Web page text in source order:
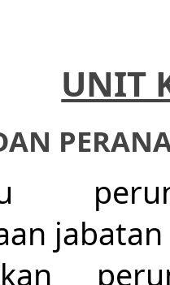
UNIT
jabatan